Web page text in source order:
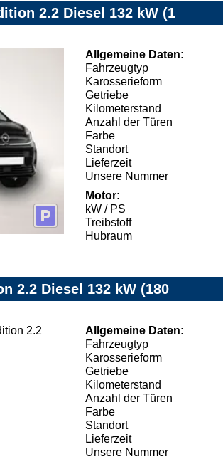
2.2 Diesel 132 kW (1
Allgemeine Daten:
Fahrzeugtyp
Karosserieform
Getriebe
Kilometerstand
Anzahl der Türen
Farbe
Standort
Lieferzeit
Unsere Nummer
Motor:
kW / PS
Treibstoff
Hubraum
2.2 Diesel 132 kW (180
Allgemeine Daten:
Fahrzeugtyp
Karosserieform
Getriebe
Kilometerstand
Anzahl der Türen
Farbe
Standort
Lieferzeit
Unsere Nummer